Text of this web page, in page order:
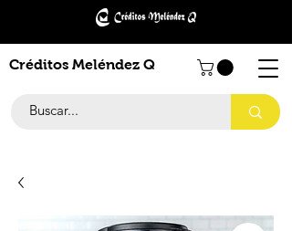
Créditos Meléndez Q